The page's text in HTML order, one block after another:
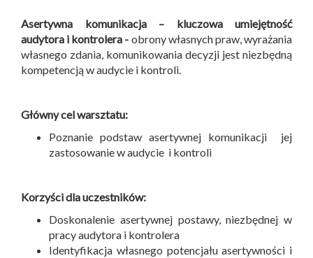
Asertywna komunikacja – kluczowa umiejętność
audytora i kontrolera - obrony własnych praw, wyrażania
własnego zdania, komunikowania decyzji jest niezbędną
kompetencją w audycie i kontroli.
Główny cel warsztatu:
Poznanie podstaw asertywnej komunikacji jej
zastosowanie w audycie i kontroli
Korzyści dla uczestników:
Doskonalenie asertywnej postawy, niezbędnej w
pracy audytora i kontrolera
Identyfikacja własnego potencjału asertywności i